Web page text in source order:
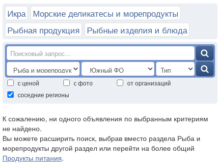
Икра
Морские деликатесы и морепродукты
Рыбная продукция
Рыбные изделия и блюда
с ценой с фото
от организаций
соседние регионы
К сожалению, ни одного объявления по выбранным критериям
не найдено.
Вы можете расширить поиск, выбрав вместо раздела Рыба и
морепродукты другой раздел или перейти на более общий
Продукты питания.